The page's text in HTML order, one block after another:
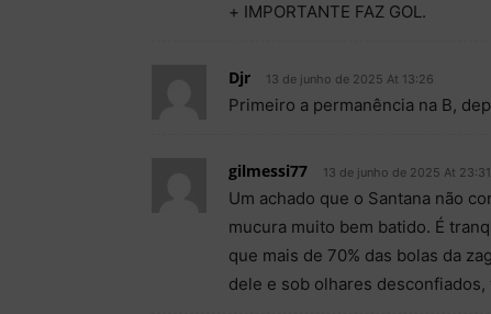
+ IMPORTANTE FAZ GOL.
Djr 13 de junho de 2025 At 13:26
Primeiro a permanência na B,
gilmessi77 13 de junho de 2025 At 23:31
Um achado que o Santana não
mucura muito bem batido. É
que mais de 70% das bolas da
dele e sob olhares